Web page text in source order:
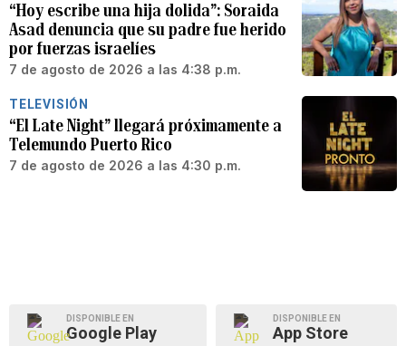
“Hoy escribe una hija dolida”: Soraida
Asad denuncia que su padre fue herido
por fuerzas israelíes
7 de agosto de 2026 a las 4:38 p.m.
TELEVISIÓN
“El Late Night” llegará próximamente a
Telemundo Puerto Rico
7 de agosto de 2026 a las 4:30 p.m.
DISPONIBLE EN
Google Play
DISPONIBLE EN
App Store